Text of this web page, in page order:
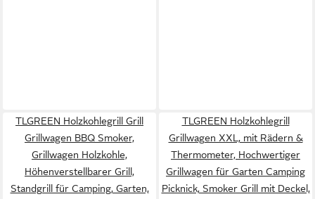
TLGREEN Holzkohlegrill Grill
Grillwagen BBQ Smoker,
Grillwagen Holzkohle,
Höhenverstellbarer Grill,
Standgrill für Camping, Garten,
TLGREEN Holzkohlegrill
Grillwagen XXL, mit Rädern &
Thermometer, Hochwertiger
Grillwagen für Garten Camping
Picknick, Smoker Grill mit Deckel,